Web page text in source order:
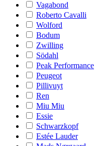
Vagabond
Roberto Cavalli
Wolford
Bodum
Zwilling
Södahl
Peak Performance
Peugeot
Pillivuyt
Ren
Miu Miu
Essie
Schwarzkopf
Estée Lauder